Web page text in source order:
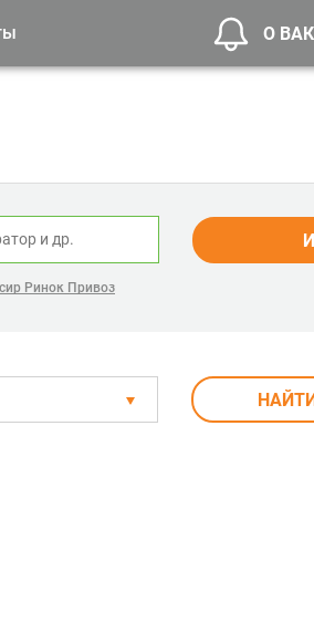
О
Ринок Привоз